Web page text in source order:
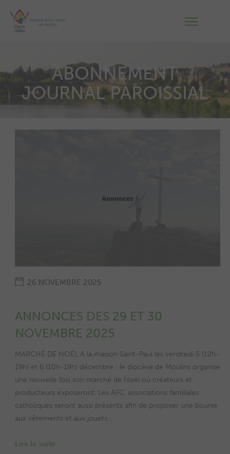
ABONNEMENT
JOURNAL PAROISSIAL
26 NOVEMBRE 2025
ANNONCES DES 29 ET 30
NOVEMBRE 2025
MARCHÉ DE NOËL A la maison Saint-Paul les vendredi 5 (12h-
19h) et 6 (10h-19h) décembre : le diocèse de Moulins organise
une nouvelle fois son marché de Noël où créateurs et
producteurs exposeront. Les AFC, associations familiales
catholiques seront aussi présents afin de proposer une bourse
aux vêtements et aux jouets....
Lire la suite